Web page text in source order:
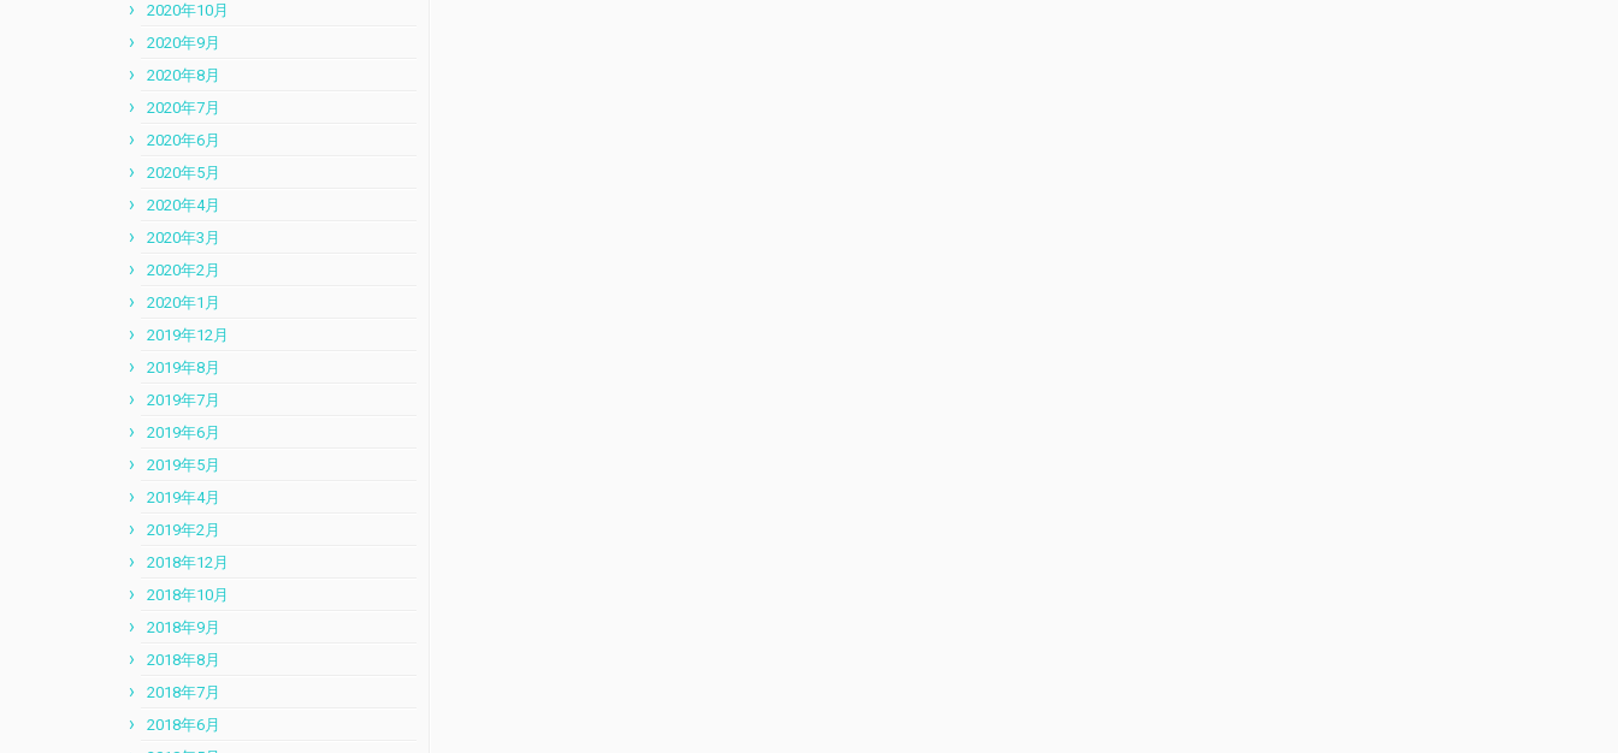
2020年10月
2020年9月
2020年8月
2020年7月
2020年6月
2020年5月
2020年4月
2020年3月
2020年2月
2020年1月
2019年12月
2019年8月
2019年7月
2019年6月
2019年5月
2019年4月
2019年2月
2018年12月
2018年10月
2018年9月
2018年8月
2018年7月
2018年6月